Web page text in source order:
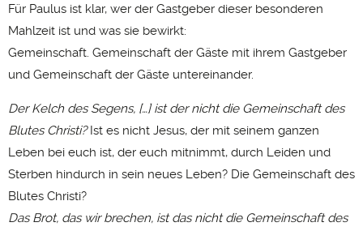
Für Paulus ist klar, wer der Gastgeber dieser besonderen
Mahlzeit ist und was sie bewirkt:
Gemeinschaft. Gemeinschaft der Gäste mit ihrem Gastgeber
und Gemeinschaft der Gäste untereinander.
Der Kelch des Segens, […] ist der nicht die Gemeinschaft des
Blutes Christi?Ist es nicht Jesus, der mit seinem ganzen
Leben bei euch ist, der euch mitnimmt, durch Leiden und
Sterben hindurch in sein neues Leben? Die Gemeinschaft des
Blutes Christi?
Das Brot, das wir brechen, ist das nicht die Gemeinschaft des